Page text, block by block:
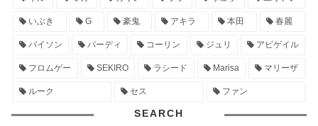
いぶき G 豪鬼 アキラ 本田 春麗
バイソン バーディ コーリン ジュリ アビゲイル
フロムゲー SEKIRO ラシード Marisa マリーザ
ルーク セス ファン
SEARCH